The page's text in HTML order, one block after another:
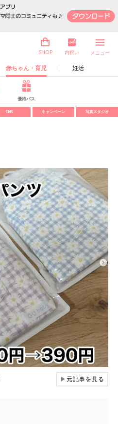
赤ちゃん・育児 妊活
SHOP 内祝い メニュー
優待パス
SNS キャンペーン 写真スタジオ
▶元記事を見る